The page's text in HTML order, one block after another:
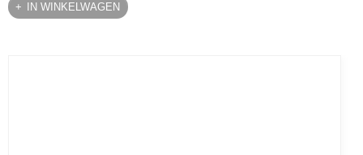
IN WINKELWAGEN